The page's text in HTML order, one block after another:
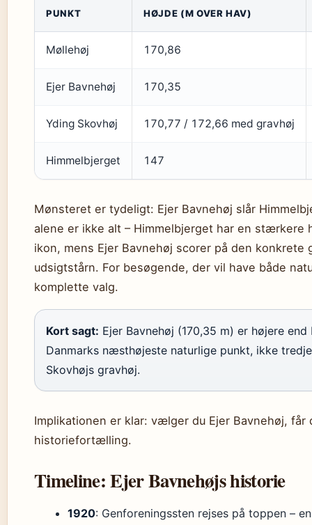
PUNKT HØJDE (M OVER HAV)
Møllehøj 170,86
Ejer Bavnehøj 170,35
Yding Skovhøj 170,77 / 172,66 med gravhøj
Himmelbjerget 147
Mønsteret er tydeligt: Ejer Bavnehøj slår
alene er ikke alt – Himmelbjerget har en stærkere
ikon, mens Ejer Bavnehøj scorer på den
udsigtstårn. For besøgende, der vil have både
komplette valg.
Kort sagt: Ejer Bavnehøj (170,35 m) er højere
Danmarks næsthøjeste naturlige punkt, ikke
Skovhøjs gravhøj.
Implikationen er klar: vælger du Ejer Bavnehøj,
historiefortælling.
Timeline: Ejer Bavnehøjs historie
1920: Genforeningssten rejses på toppen –